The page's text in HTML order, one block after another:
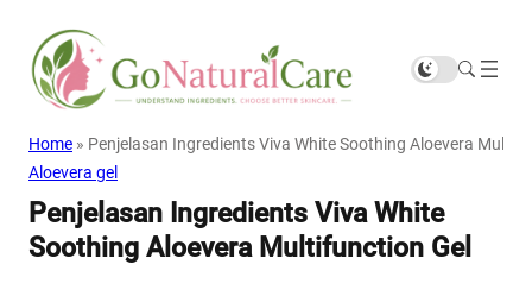
Home » Penjelasan Ingredients Viva White Soothing Aloevera
Aloevera gel
Penjelasan Ingredients Viva White
Soothing Aloevera Multifunction Gel